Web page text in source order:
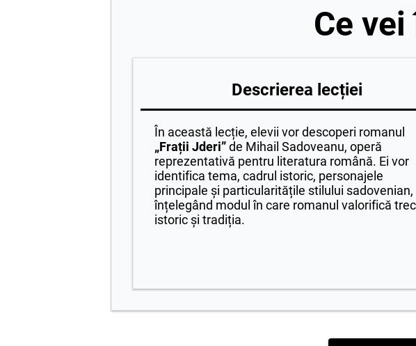
Ce
Descrierea lecției
În această lecție, elevii vor descoperi romanul
„Frații Jderi”de Mihail Sadoveanu, operă
reprezentativă pentru literatura română. Ei vor
identifica tema, cadrul istoric, personajele
principale și particularitățile stilului sadovenian,
înțelegând modul în care romanul valorifică
istoric și tradiția.